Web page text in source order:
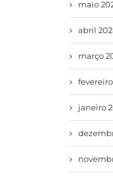
maio
abril
março
janeiro